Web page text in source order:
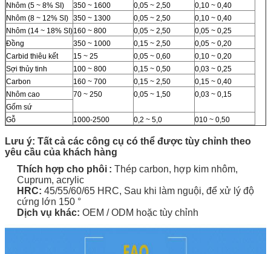
Nhôm (5 ~ 8% SI)
350 ~ 1600 0,05 ~ 2,50
0,10 ~ 0,40
Nhôm (8 ~ 12% SI) 350 ~ 1300 0,05 ~ 2,50
0,10 ~ 0,40
Nhôm (14 ~ 18% SI)160 ~ 800 0,05 ~ 2,50
0,05 ~ 0,25
Đồng
350 ~ 1000 0,15 ~ 2,50
0,05 ~ 0,20
Carbid thiêu kết
15 ~ 25 0,05 ~ 0,60
0,10 ~ 0,20
Sợi thủy tinh
100 ~ 800 0,15 ~ 0,50
0,03 ~ 0,25
Carbon
160 ~ 700 0,15 ~ 2,50
0,15 ~ 0,40
Nhôm cao
70 ~ 250 0,05 ~ 1,50
0,03 ~ 0,15
Gốm sứ
Gỗ
1000-2500 0,2 ~ 5,0 010 ~ 0,50
Lưu ý: Tất cả các công cụ có thể được tùy chỉnh theo
yêu cầu của khách hàng
Thích hợp cho phôi : Thép carbon, hợp kim nhôm,
Cuprum, acrylic
HRC: 45/55/60/65 HRC, Sau khi làm nguội, để xử lý độ
cứng lớn 150 °
Dịch vụ khác: OEM / ODM hoặc tùy chỉnh